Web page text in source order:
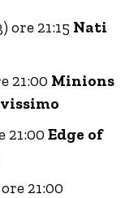
ore 21:15 Nati
21:00 Minions
21:00 Edge of
21:00